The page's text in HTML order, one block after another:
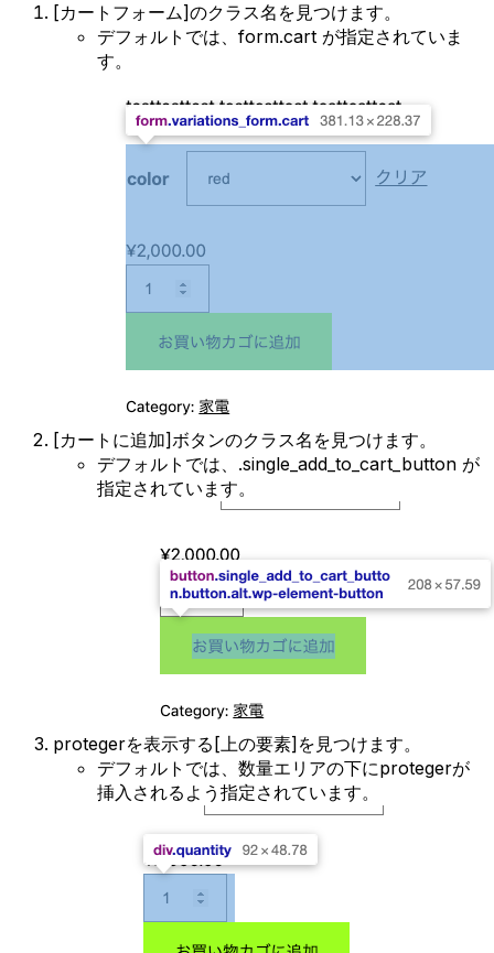
[カートフォーム]のクラス名を見つけます。
デフォルトでは、form.cart が指定されていま
す。
[カートに追加]ボタンのクラス名を見つけます。
デフォルトでは、.single_add_to_cart_button が
指定されています。
protegerを表示する[上の要素]を見つけます。
デフォルトでは、数量エリアの下にprotegerが
挿入されるよう指定されています。